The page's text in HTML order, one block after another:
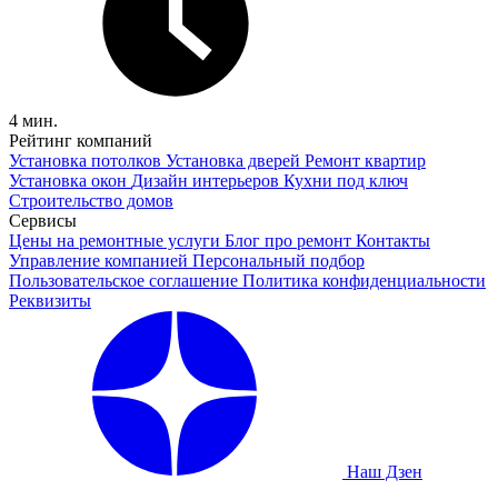
4 мин.
Рейтинг компаний
Установка потолков Установка дверей Ремонт квартир
Установка окон Дизайн интерьеров Кухни под ключ
Строительство домов
Сервисы
Цены на ремонтные услуги Блог про ремонт Контакты
Управление компанией Персональный подбор
Пользовательское соглашение Политика конфиденциальности
Реквизиты
Наш Дзен